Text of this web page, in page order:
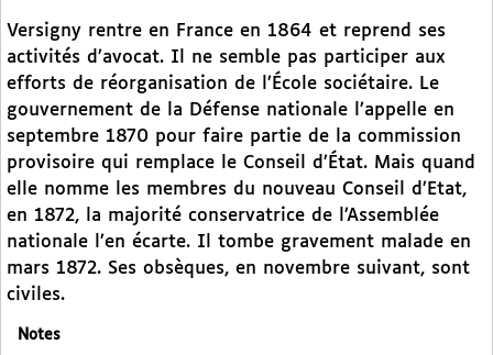
Versigny rentre en France en 1864 et reprend ses
activités d’avocat. Il ne semble pas participer aux
efforts de réorganisation de l’École sociétaire. Le
gouvernement de la Défense nationale l’appelle en
septembre 1870 pour faire partie de la commission
provisoire qui remplace le Conseil d’État. Mais quand
elle nomme les membres du nouveau Conseil d’Etat,
en 1872, la majorité conservatrice de l’Assemblée
nationale l’en écarte. Il tombe gravement malade en
mars 1872. Ses obsèques, en novembre suivant, sont
civiles.
Notes